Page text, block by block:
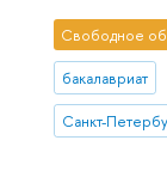
Свободное
бакалавриат
Санкт-